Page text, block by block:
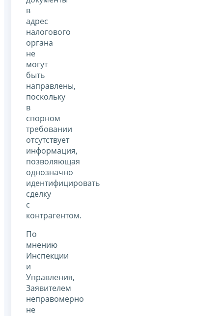
в
адрес
налогового
органа
не
могут
быть
направлены,
поскольку
в
спорном
требовании
отсутствует
информация,
позволяющая
однозначно
идентифицировать
сделку
с
контрагентом.
По
мнению
Инспекции
и
Управления,
Заявителем
неправомерно
не